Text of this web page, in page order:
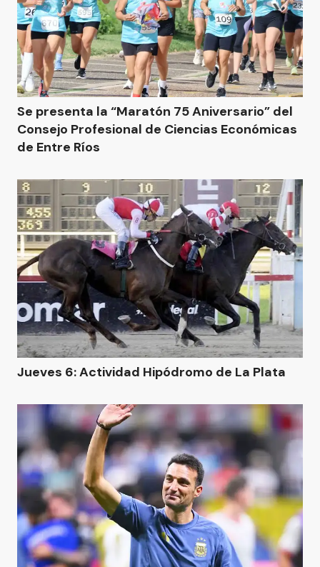
Se presenta la “Maratón 75 Aniversario” del
Consejo Profesional de Ciencias Económicas
de Entre Ríos
Jueves 6: Actividad Hipódromo de La Plata